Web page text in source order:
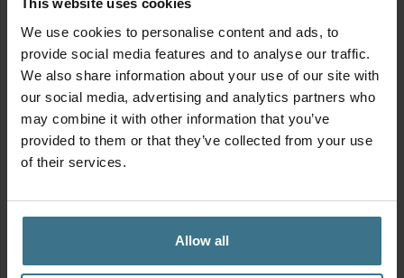
This website uses cookies
We use cookies to personalise content and ads, to
provide social media features and to analyse our traffic.
We also share information about your use of our site with
our social media, advertising and analytics partners who
may combine it with other information that you’ve
provided to them or that they’ve collected from your use
of their services.
Allow all
Breedte
Kies een breedte
Hoogte
Kies een hoogte
Vorm